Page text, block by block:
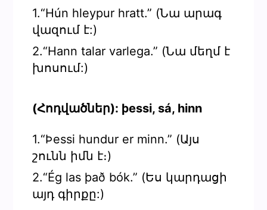
1.“Hún hleypur hratt.” (Նա արագ
վազում է:)
2.“Hann talar varlega.” (Նա մեղմ է
խոսում:)
(Հոդվածներ): þessi, sá, hinn
1.“Þessi hundur er minn.” (Այս
շունն իմն է։)
2.“Ég las það bók.” (Ես կարդացի
այդ գիրքը:)